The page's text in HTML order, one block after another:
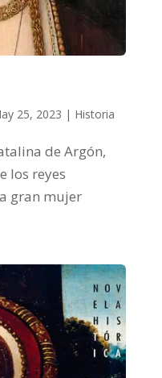
25, 2023 | Historia
de Argón,
los reyes
gran mujer